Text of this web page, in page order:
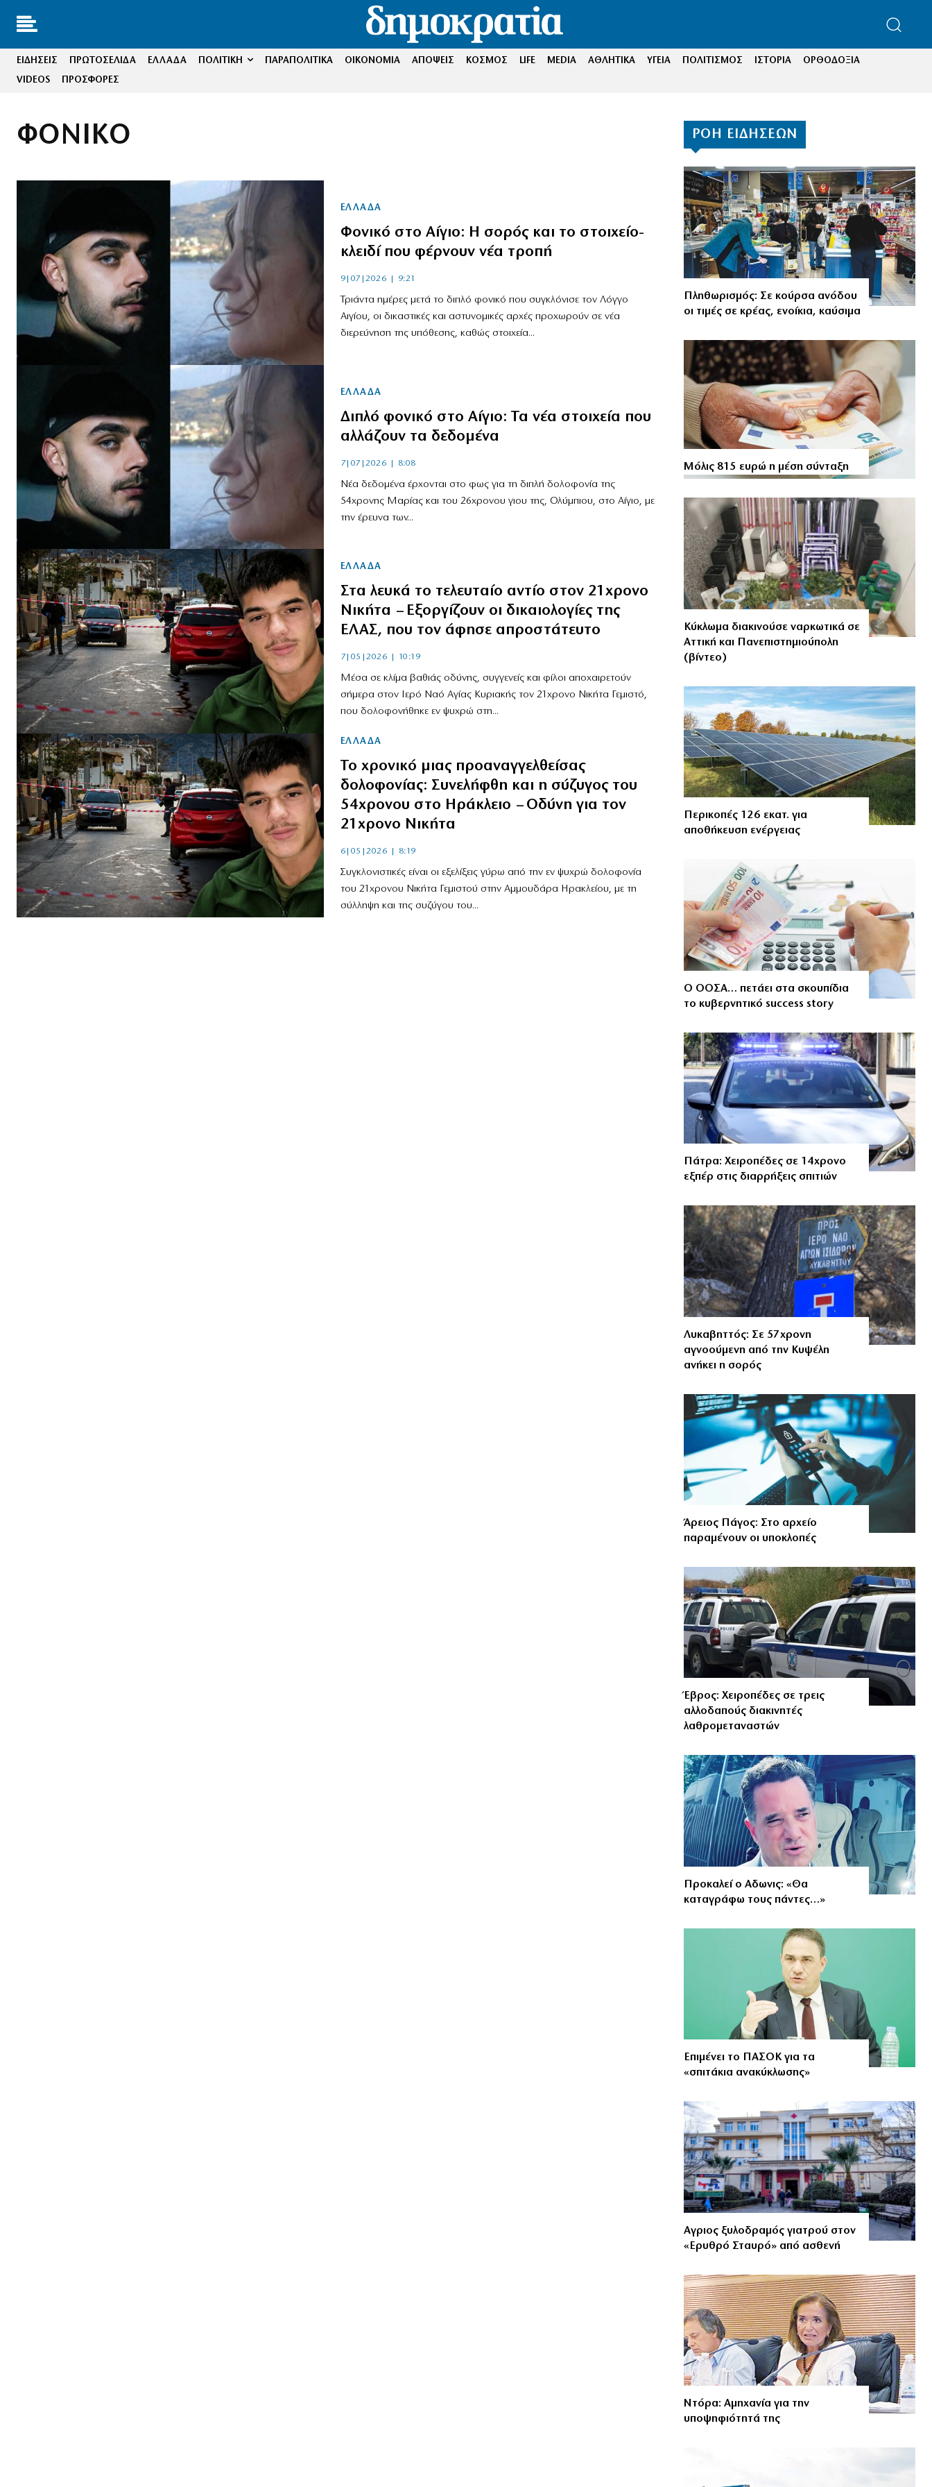
ΕΙΔΗΣΕΙΣ ΠΡΩΤΟΣΕΛΙΔΑ ΕΛΛΑΔΑ ΠΟΛΙΤΙΚΗ ΠΑΡΑΠΟΛΙΤΙΚΑ ΟΙΚΟΝΟΜΙΑ ΑΠΟΨΕΙΣ ΚΟΣΜΟΣ LIFE MEDIA ΑΘΛΗΤΙΚΑ ΥΓΕΙΑ ΠΟΛΙΤΙΣΜΟΣ ΙΣΤΟΡΙΑ
ΟΡΘΟΔΟΞΙΑ
VIDEOS
ΠΡΟΣΦΟΡΕΣ
ΦΟΝΙΚΟ
ΕΛΛΑΔΑ
Φονικό στο Αίγιο: Η σορός και το στοιχείο-
κλειδί που φέρνουν νέα τροπή
9|07|2026 | 9:21
Τριάντα ημέρες μετά το διπλό φονικό που συγκλόνισε τον Λόγγο
Αιγίου, οι δικαστικές και αστυνομικές αρχές προχωρούν σε νέα
διερεύνηση της υπόθεσης, καθώς στοιχεία...
ΕΛΛΑΔΑ
Διπλό φονικό στο Αίγιο: Τα νέα στοιχεία που
αλλάζουν τα δεδομένα
7|07|2026 | 8:08
Νέα δεδομένα έρχονται στο φως για τη διπλή δολοφονία της
54χρονης Μαρίας και του 26χρονου γιου της, Ολύμπιου, στο Αίγιο, με
την έρευνα των...
ΕΛΛΑΔΑ
Στα λευκά το τελευταίο αντίο στον 21χρονο
Νικήτα – Εξοργίζουν οι δικαιολογίες της
ΕΛΑΣ, που τον άφησε απροστάτευτο
7|05|2026 | 10:19
Μέσα σε κλίμα βαθιάς οδύνης, συγγενείς και φίλοι αποχαιρετούν
σήμερα στον Ιερό Ναό Αγίας Κυριακής τον 21χρονο Νικήτα Γεμιστό,
που δολοφονήθηκε εν ψυχρώ στη...
ΕΛΛΑΔΑ
Το χρονικό μιας προαναγγελθείσας
δολοφονίας: Συνελήφθη και η σύζυγος του
54χρονου στο Ηράκλειο – Οδύνη για τον
21χρονο Νικήτα
6|05|2026 | 8:19
Συγκλονιστικές είναι οι εξελίξεις γύρω από την εν ψυχρώ δολοφονία
του 21χρονου Νικήτα Γεμιστού στην Αμμουδάρα Ηρακλείου, με τη
σύλληψη και της συζύγου του...
ΡΟΗ ΕΙΔΗΣΕΩΝ
Πληθωρισμός: Σε κούρσα ανόδου
οι τιμές σε κρέας, ενοίκια, καύσιμα
Μόλις 815 ευρώ η μέση σύνταξη
Κύκλωμα διακινούσε ναρκωτικά σε
Αττική και Πανεπιστημιούπολη
(βίντεο)
Περικοπές 126 εκατ. για
αποθήκευση ενέργειας
Ο ΟΟΣΑ… πετάει στα σκουπίδια
το κυβερνητικό success story
Πάτρα: Χειροπέδες σε 14χρονο
εξπέρ στις διαρρήξεις σπιτιών
Λυκαβηττός: Σε 57χρονη
αγνοούμενη από την Κυψέλη
ανήκει η σορός
Άρειος Πάγος: Στο αρχείο
παραμένουν οι υποκλοπές
Έβρος: Χειροπέδες σε τρεις
αλλοδαπούς διακινητές
λαθρομεταναστών
Προκαλεί ο Αδωνις: «Θα
καταγράφω τους πάντες…»
Επιμένει το ΠΑΣΟΚ για τα
«σπιτάκια ανακύκλωσης»
Αγριος ξυλοδραμός γιατρού στον
«Ερυθρό Σταυρό» από ασθενή
Ντόρα: Αμηχανία για την
υποψηφιότητά της